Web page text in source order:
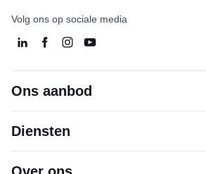
Volg ons op sociale media
Ons aanbod
Diensten